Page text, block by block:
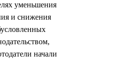
уменьшения
и снижения
начали